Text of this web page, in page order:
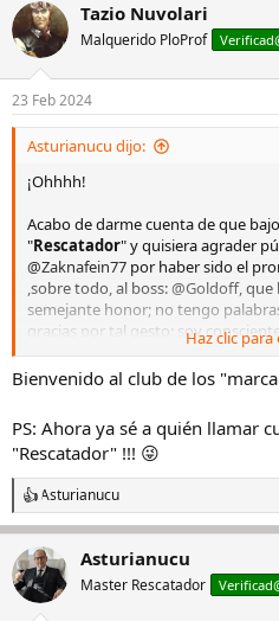
Tazio Nuvolari
Malquerido PloProf
23 Feb 2024
Asturianucu dijo:
¡Ohhhh!
Acabo de darme cuenta de que
"Rescatador" y quisiera agrader
@Zaknafein77 por haber sido el
,sobre todo, al boss:@Goldoff, que
semejante honor; no tengo
gracias por tal gesto; soy
compañeros que disfrutamos de
solamente unos pocos obtienen
Únicamente puedo añadir que
honor que se me ha concedido y
rescates que vaya realizando, los
vuestro agrado compañer@s.
Aprovecho también para reiterar
vuestras muestras de cariño a
rescates.
De corazón, muchísimas gracias.
Haz clic para
Bienvenido al club de los
PS: Ahora ya sé a quién llamar
"Rescatador" !!! 😜
R
e
a
c
c
i
Asturianucu
Asturianucu
Master Rescatador